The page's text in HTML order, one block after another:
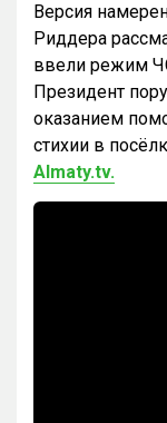
Версия
Риддера
ввели режим
Президент
оказанием
стихии в
Almaty.tv.